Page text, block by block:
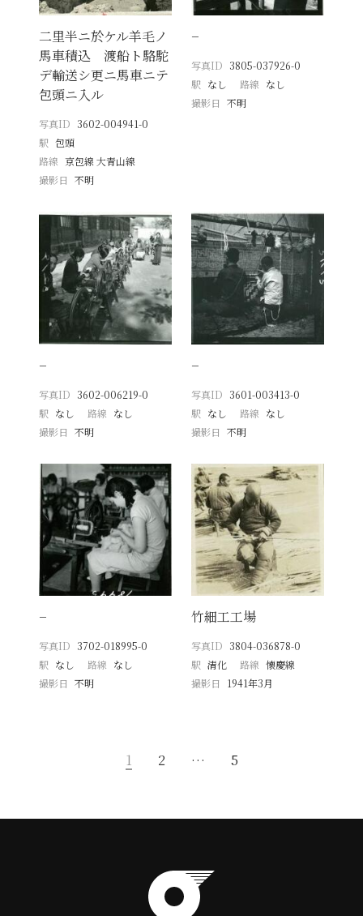
二里半ニ於ケル羊毛ノ
馬車積込 渡船ト駱駝
デ輸送シ更ニ馬車ニテ
包頭ニ入ル
写真ID 3602-004941-0
駅 包頭
路線 京包線 大青山線
撮影日
不明
−
写真ID 3805-037926-0
駅 なし 路線 なし
撮影日 不明
−
写真ID 3602-006219-0
駅 なし 路線 なし
撮影日
不明
−
写真ID 3601-003413-0
駅 なし 路線 なし
撮影日 不明
−
写真ID 3702-018995-0
駅 なし 路線 なし
撮影日
不明
竹細工工場
写真ID 3804-036878-0
駅 清化 路線 懐慶線
撮影日
1941年3月
1 2 … 5